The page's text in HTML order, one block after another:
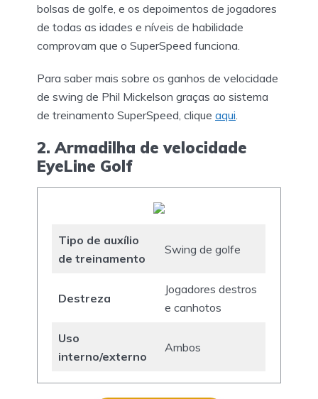
bolsas de golfe, e os depoimentos de jogadores
de todas as idades e níveis de habilidade
comprovam que o SuperSpeed funciona.
Para saber mais sobre os ganhos de velocidade
de swing de Phil Mickelson graças ao sistema
de treinamento SuperSpeed, clique aqui
2. Armadilha de velocidade
EyeLine Golf
Tipo de auxílio
de treinamento
Swing de golfe
Destreza
Jogadores destros
e canhotos
Uso
interno/externo
Ambos